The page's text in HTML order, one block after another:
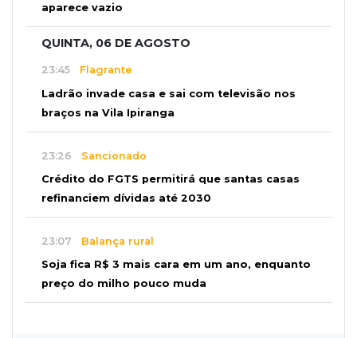
aparece vazio
QUINTA, 06 DE AGOSTO
23:45 Flagrante
Ladrão invade casa e sai com televisão nos
braços na Vila Ipiranga
23:26 Sancionado
Crédito do FGTS permitirá que santas casas
refinanciem dívidas até 2030
23:07 Balança rural
Soja fica R$ 3 mais cara em um ano, enquanto
preço do milho pouco muda